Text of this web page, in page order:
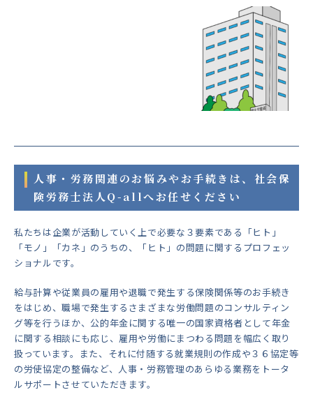
人事・労務関連のお悩みやお手続きは、社会保
険労務士法人Q-allへお任せください
私たちは企業が活動していく上で必要な３要素である「ヒト」
「モノ」「カネ」のうちの、「ヒト」の問題に関するプロフェッ
ショナルです。
給与計算や従業員の雇用や退職で発生する保険関係等のお手続き
をはじめ、職場で発生するさまざまな労働問題のコンサルティン
グ等を行うほか、公的年金に関する唯一の国家資格者として年金
に関する相談にも応じ、雇用や労働にまつわる問題を幅広く取り
扱っています。また、それに付随する就業規則の作成や３６協定等
の労使協定の整備など、人事・労務管理のあらゆる業務をトータ
ルサポートさせていただきます。